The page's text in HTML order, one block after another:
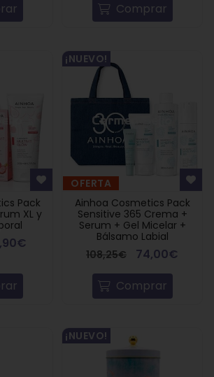
Comprar
Pack
XL y
OFERTA
¡NUEVO!
Ainhoa Cosmetics Pack
Sensitive 365 Crema +
Serum + Gel Micelar +
Bálsamo Labial
108,25€
74,00€
Comprar
¡NUEVO!